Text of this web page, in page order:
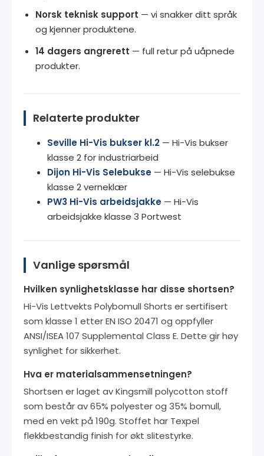
Norsk teknisk support — vi snakker ditt språk
og kjenner produktene.
14 dagers angrerett — full retur på uåpnede
produkter.
Relaterte produkter
Seville Hi-Vis bukser kl.2 — Hi-Vis bukser
klasse 2 for industriarbeid
Dijon Hi-Vis Selebukse — Hi-Vis selebukse
klasse 2 verneklær
PW3 Hi-Vis arbeidsjakke — Hi-Vis
arbeidsjakke klasse 3 Portwest
Vanlige spørsmål
Hvilken synlighetsklasse har disse shortsen?
Hi-Vis Lettvekts Polybomull Shorts er sertifisert
som klasse 1 etter EN ISO 20471 og oppfyller
ANSI/ISEA 107 Supplemental Class E. Dette gir høy
synlighet for sikkerhet.
Hva er materialsammensetningen?
Shortsen er laget av Kingsmill polycotton stoff
som består av 65% polyester og 35% bomull,
med en vekt på 190g. Stoffet har Texpel
flekkbestandig finish for økt slitestyrke.